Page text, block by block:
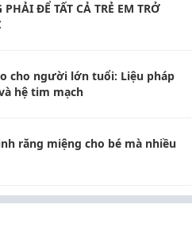
ĐỂ TẤT CẢ TRẺ EM TRỞ
cho người lớn tuổi: Liệu pháp
hệ tim mạch
răng miệng cho bé mà nhiều